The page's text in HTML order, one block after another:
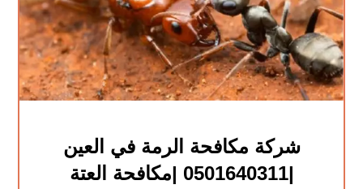
شركة مكافحة الرمة في العين
|0501640311 |مكافحة العتة